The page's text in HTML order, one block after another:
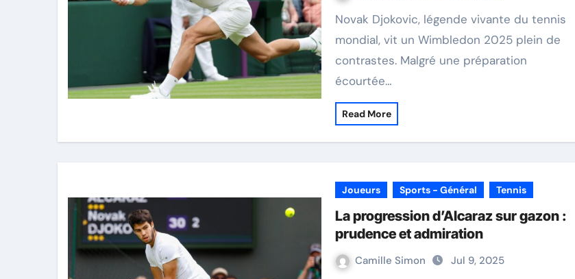
Novak Djokovic, légende vivante du tennis
mondial, vit un Wimbledon 2025 plein de
contrastes. Malgré une préparation
écourtée…
Read More
Joueurs Sports - Général Tennis
La progression d’Alcaraz sur gazon :
prudence et admiration
Camille Simon Jul 9, 2025